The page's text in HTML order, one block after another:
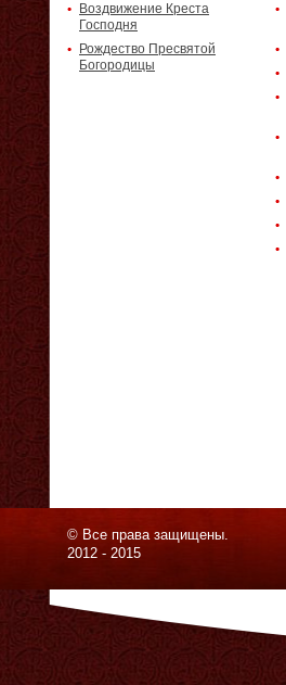
Воздвижение Креста
Господня
Рождество Пресвятой
Богородицы
© Все права защищены.
2012 - 2015